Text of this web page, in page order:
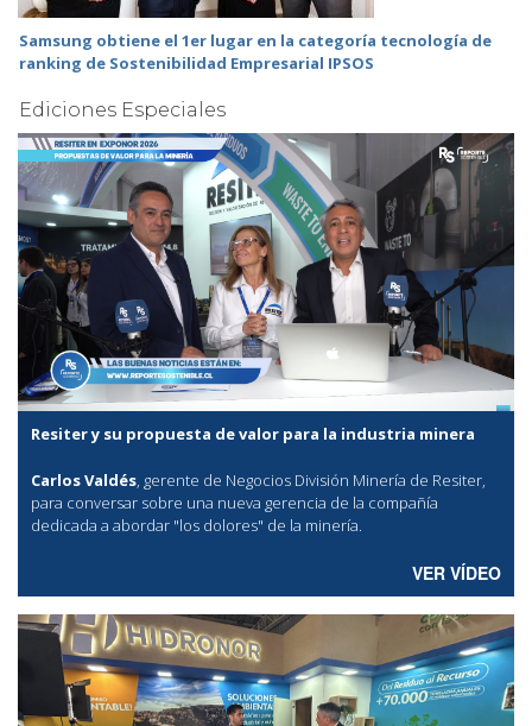
Samsung obtiene el 1er lugar en la categoría tecnología de
ranking de Sostenibilidad Empresarial IPSOS
Ediciones Especiales
Resiter y su propuesta de valor para la industria minera
Carlos Valdés, gerente de Negocios División Minería de Resiter,
para conversar sobre una nueva gerencia de la compañía
dedicada a abordar "los dolores" de la minería.
VER VÍDEO